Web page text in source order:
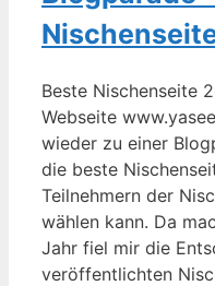
Beste Nischenseite
Webseite
wieder zu einer
die beste
Teilnehmern der
wählen kann. Da
Jahr fiel mir die
veröffentlichten